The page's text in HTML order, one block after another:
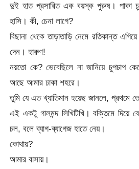
দুই হাত প্রসারিত এক বয়স্ক পুরুষ। পাকা
হাসি। কী, চেনা লাগে?
বিছানা থেকে তাড়াতাড়ি নেমে রতিকান্ত
দেন। হারুণ!
নয়তো কে? ভেবেছিলে না জানিয়ে চুপচাপ
আছে আমার ঢাকা শহরে।
তুমি যে এত খ্যাতিমান হয়েছ জানলে, প্রথমে
এই একটু গালমন্দ লিখিটিখি। বক্তিমে
চল, বলে ব্যাগ-ব্যাগেজ হাতে নেয়।
কোথায়?
আমার বাসায়।